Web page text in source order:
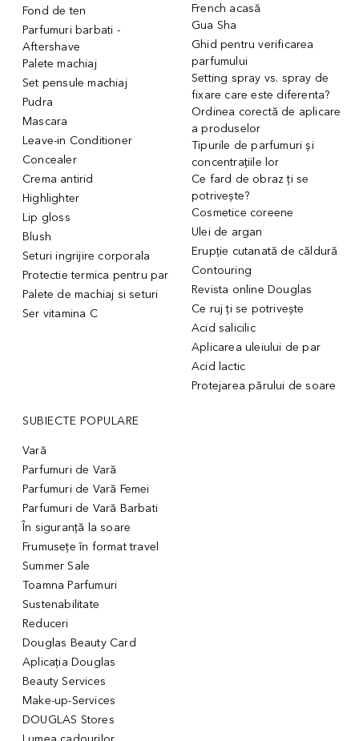
Fond de ten
Parfumuri barbati -
Aftershave
Palete machiaj
Set pensule machiaj
Pudra
Mascara
Leave-in Conditioner
Concealer
Crema antirid
Highlighter
Lip gloss
Blush
Seturi ingrijire corporala
Protectie termica pentru par
Palete de machiaj si seturi
Ser vitamina C
French acasă
Gua Sha
Ghid pentru verificarea
parfumului
Setting spray vs. spray de
fixare care este diferenta?
Ordinea corectă de aplicare
a produselor
Tipurile de parfumuri și
concentrațiile lor
Ce fard de obraz ți se
potrivește?
Cosmetice coreene
Ulei de argan
Erupție cutanată de căldură
Contouring
Revista online Douglas
Ce ruj ți se potrivește
Acid salicilic
Aplicarea uleiului de par
Acid lactic
Protejarea părului de soare
SUBIECTE POPULARE
Vară
Parfumuri de Vară
Parfumuri de Vară Femei
Parfumuri de Vară Barbati
În siguranță la soare
Frumusețe în format travel
Summer Sale
Toamna Parfumuri
Sustenabilitate
Reduceri
Douglas Beauty Card
Aplicația Douglas
Beauty Services
Make-up-Services
DOUGLAS Stores